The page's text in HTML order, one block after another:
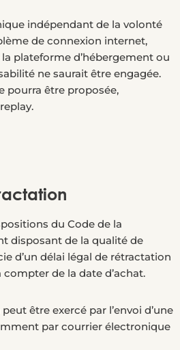
indépendant de la volonté
de connexion internet,
plateforme d’hébergement ou
ne saurait être engagée.
pourra être proposée,
du Code de la
disposant de la qualité de
d’un délai légal de rétractation
de la date d’achat.
être exercé par l’envoi d’une
par courrier électronique